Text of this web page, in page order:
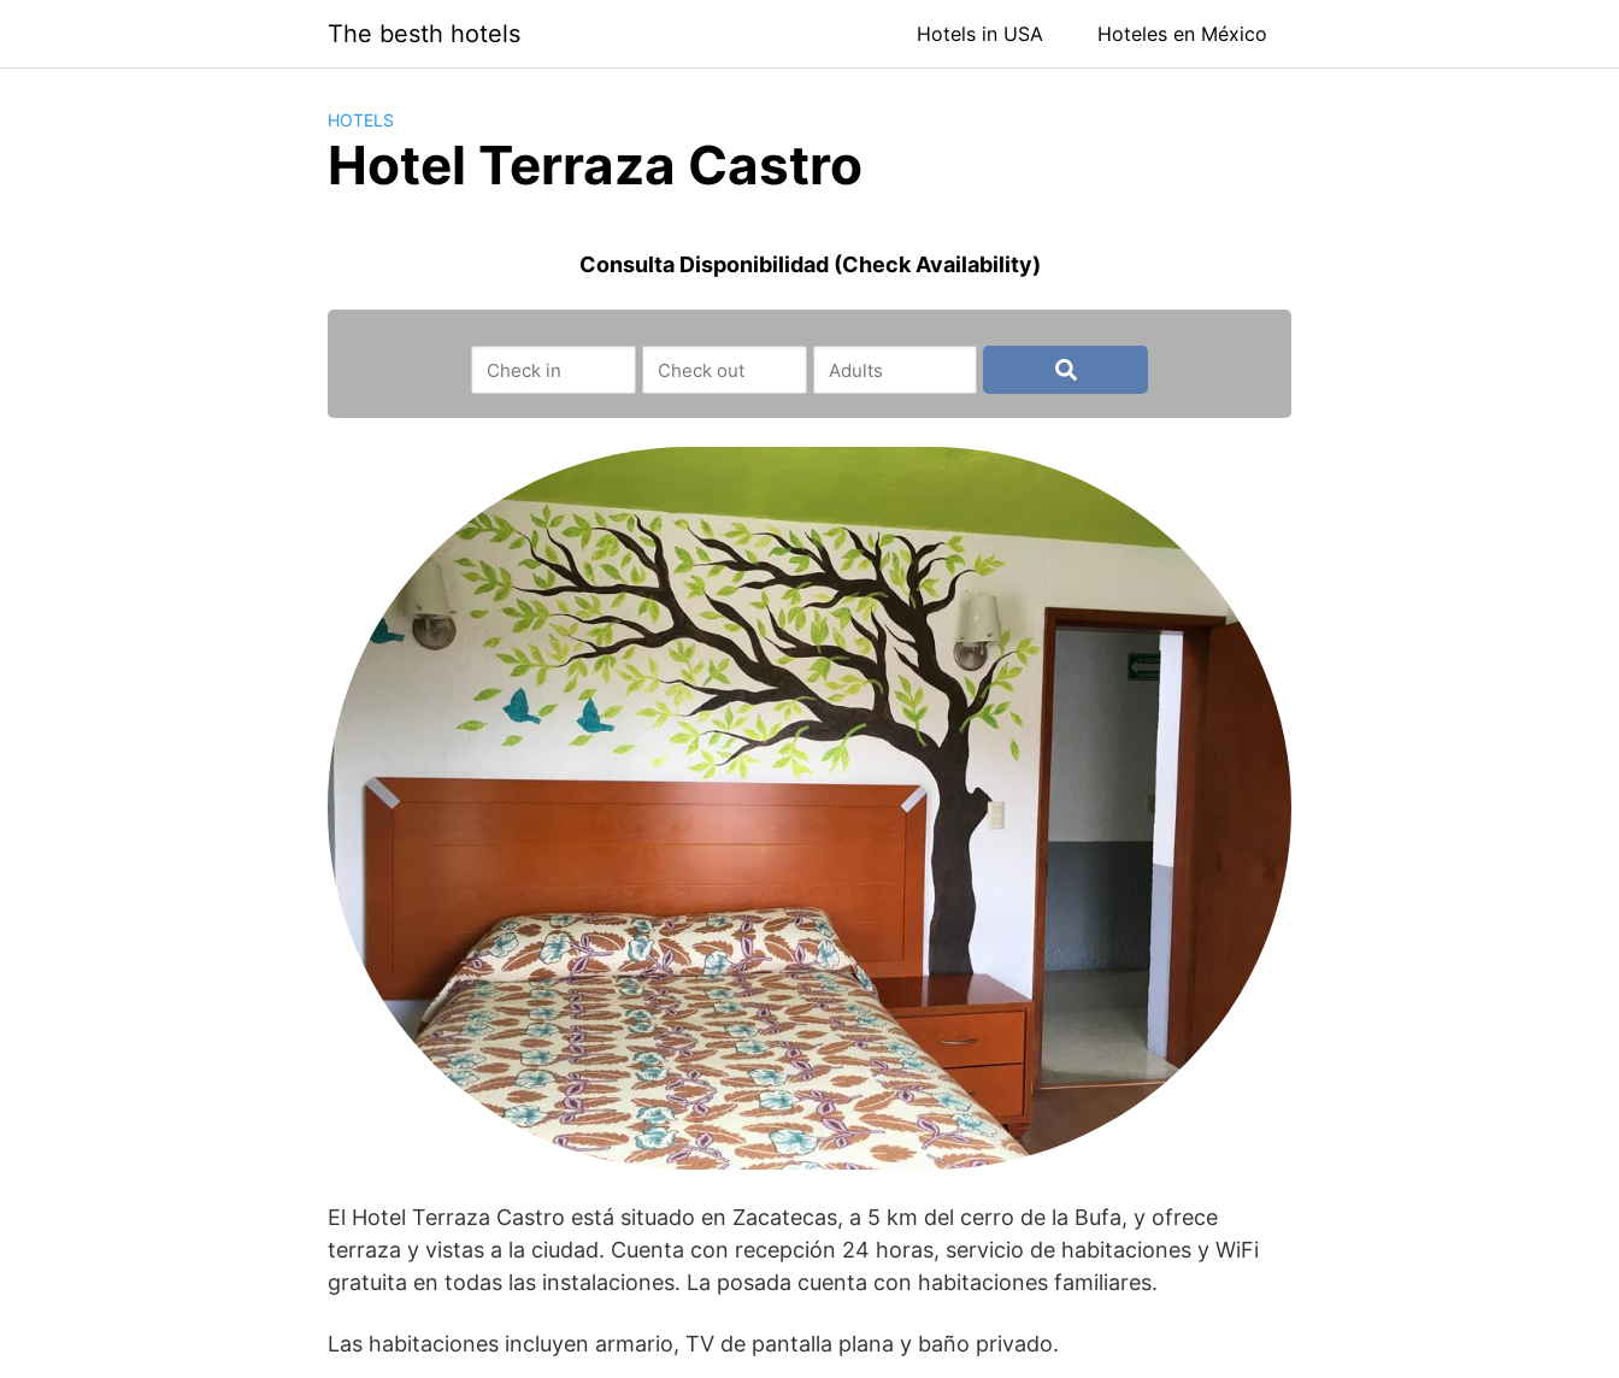
contenido
The besth hotels Hotels in USA Hoteles en México
HOTELS
Hotel Terraza Castro
Consulta Disponibilidad (Check Availability)
El Hotel Terraza Castro está situado en Zacatecas, a 5 km del cerro de la Bufa, y ofrece
terraza y vistas a la ciudad. Cuenta con recepción 24 horas, servicio de habitaciones y WiFi
gratuita en todas las instalaciones. La posada cuenta con habitaciones familiares.
Las habitaciones incluyen armario, TV de pantalla plana y baño privado.